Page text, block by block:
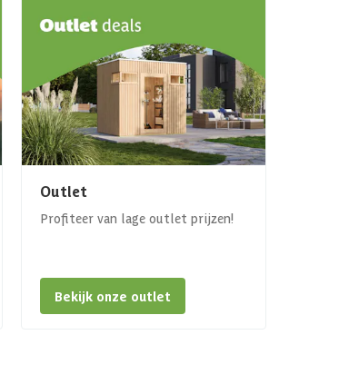
Outlet
Profiteer van lage outlet prijzen!
Bekijk onze outlet